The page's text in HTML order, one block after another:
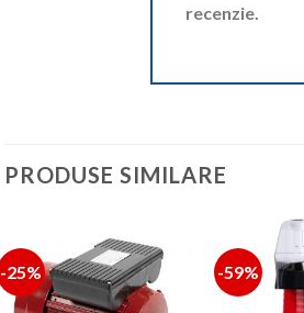
recenzie.
PRODUSE SIMILARE
-25% -59%